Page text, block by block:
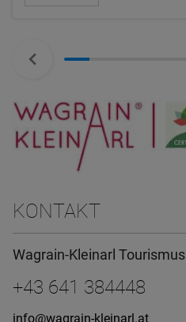
KONTAKT
Wagrain-Kleinarl Tourismus
+43 641 384448
info@wagrain-kleinarl.at